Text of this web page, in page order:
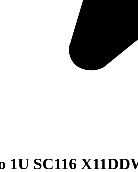
1U SC116